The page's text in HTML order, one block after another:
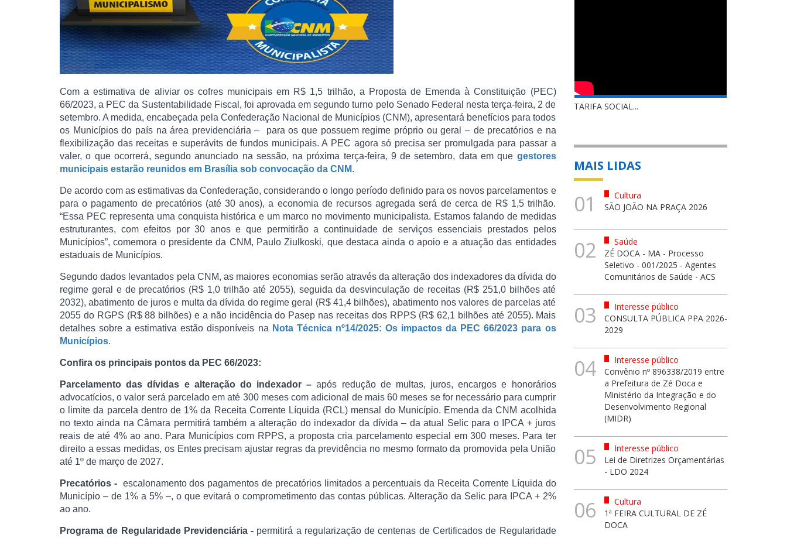
Com a estimativa de aliviar os cofres municipais em R$ 1,5 trilhão, a Proposta de Emenda à Constituição (PEC)
66/2023, a PEC da Sustentabilidade Fiscal, foi aprovada em segundo turno pelo Senado Federal nesta terça-feira, 2 de
setembro. A medida, encabeçada pela Confederação Nacional de Municípios (CNM), apresentará benefícios para todos
os Municípios do país na área previdenciária – para os que possuem regime próprio ou geral – de precatórios e na
flexibilização das receitas e superávits de fundos municipais. A PEC agora só precisa ser promulgada para passar a
valer, o que ocorrerá, segundo anunciado na sessão, na próxima terça-feira, 9 de setembro, data em que gestores
municipais estarão reunidos em Brasília sob convocação da CNM.
De acordo com as estimativas da Confederação, considerando o longo período definido para os novos parcelamentos e
para o pagamento de precatórios (até 30 anos), a economia de recursos agregada será de cerca de R$ 1,5 trilhão.
“Essa PEC representa uma conquista histórica e um marco no movimento municipalista. Estamos falando de medidas
estruturantes, com efeitos por 30 anos e que permitirão a continuidade de serviços essenciais prestados pelos
Municípios”, comemora o presidente da CNM, Paulo Ziulkoski, que destaca ainda o apoio e a atuação das entidades
estaduais de Municípios.
Segundo dados levantados pela CNM, as maiores economias serão através da alteração dos indexadores da dívida do
regime geral e de precatórios (R$ 1,0 trilhão até 2055), seguida da desvinculação de receitas (R$ 251,0 bilhões até
2032), abatimento de juros e multa da dívida do regime geral (R$ 41,4 bilhões), abatimento nos valores de parcelas até
2055 do RGPS (R$ 88 bilhões) e a não incidência do Pasep nas receitas dos RPPS (R$ 62,1 bilhões até 2055). Mais
detalhes sobre a estimativa estão disponíveis na Nota Técnica nº14/2025: Os impactos da PEC 66/2023 para os
Municípios.
Confira os principais pontos da PEC 66/2023:
Parcelamento das dívidas e alteração do indexador – após redução de multas, juros, encargos e honorários
advocatícios, o valor será parcelado em até 300 meses com adicional de mais 60 meses se for necessário para cumprir
o limite da parcela dentro de 1% da Receita Corrente Líquida (RCL) mensal do Município. Emenda da CNM acolhida
no texto ainda na Câmara permitirá também a alteração do indexador da dívida – da atual Selic para o IPCA + juros
reais de até 4% ao ano. Para Municípios com RPPS, a proposta cria parcelamento especial em 300 meses. Para ter
direito a essas medidas, os Entes precisam ajustar regras da previdência no mesmo formato da promovida pela União
até 1º de março de 2027.
Precatórios - escalonamento dos pagamentos de precatórios limitados a percentuais da Receita Corrente Líquida do
Município – de 1% a 5% –, o que evitará o comprometimento das contas públicas. Alteração da Selic para IPCA + 2%
ao ano.
Programa de Regularidade Previdenciária - permitirá a regularização de centenas de Certificados de Regularidade
TARIFA SOCIAL...
MAIS LIDAS
01
Cultura
SÃO JOÃO NA PRAÇA 2026
02
Saúde
ZÉ DOCA - MA - Processo
Seletivo - 001/2025 - Agentes
Comunitários de Saúde - ACS
03
Interesse público
CONSULTA PÚBLICA PPA 2026-
2029
04
Interesse público
Convênio nº 896338/2019 entre
a Prefeitura de Zé Doca e
Ministério da Integração e do
Desenvolvimento Regional
(MIDR)
05
Interesse público
Lei de Diretrizes Orçamentárias
- LDO 2024
06
Cultura
1ª FEIRA CULTURAL DE ZÉ
DOCA